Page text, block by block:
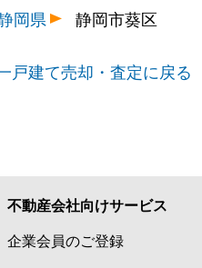
静岡
徒歩45分
岡県 静岡市葵区
戸建て売却・査定に戻る
不動産会社向けサービス
企業会員のご登録